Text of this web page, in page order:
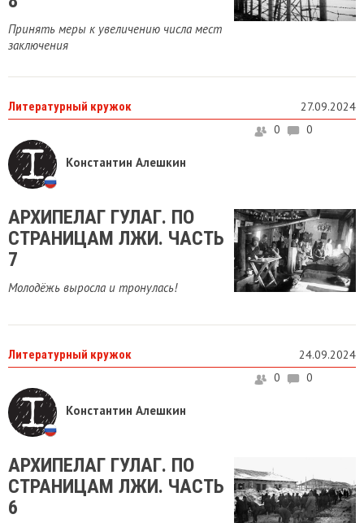
Принять меры к увеличению числа мест
заключения
Литературный кружок 27.09.2024
Константин Алешкин
0 0
АРХИПЕЛАГ ГУЛАГ. ПО
СТРАНИЦАМ ЛЖИ. ЧАСТЬ
7
Молодёжь выросла и тронулась!
Литературный кружок 24.09.2024
Константин Алешкин
0 0
АРХИПЕЛАГ ГУЛАГ. ПО
СТРАНИЦАМ ЛЖИ. ЧАСТЬ
6